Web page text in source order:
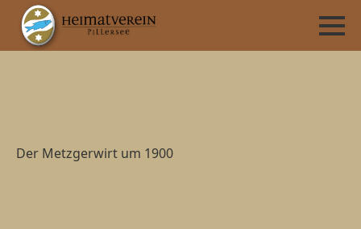
Der Metzgerwirt um 1900